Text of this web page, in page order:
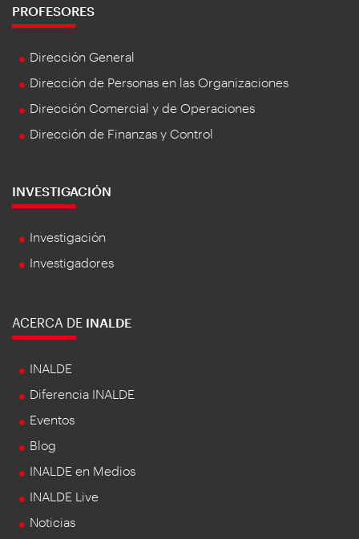
PROFESORES
Dirección General
Dirección de Personas en las Organizaciones
Dirección Comercial y de Operaciones
Dirección de Finanzas y Control
INVESTIGACIÓN
Investigación
Investigadores
ACERCA DE INALDE
INALDE
Diferencia INALDE
Eventos
Blog
INALDE en Medios
INALDE Live
Noticias